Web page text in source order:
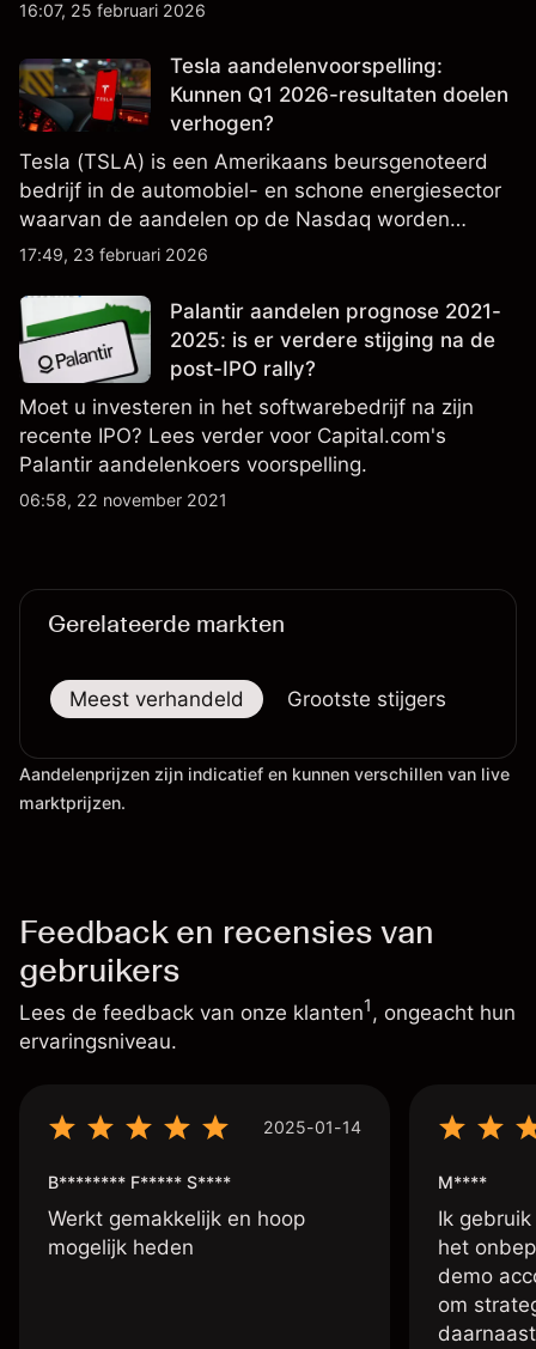
NVDA-koersdoelen en technische analyse.
16:07, 25 februari 2026
Tesla aandelenvoorspelling:
Kunnen Q1 2026-resultaten doelen
verhogen?
Tesla (TSLA) is een Amerikaans beursgenoteerd
bedrijf in de automobiel- en schone energiesector
waarvan de aandelen op de Nasdaq worden
verhandeld en nauwlettend worden gevolgd op
ontwikkelingen in technologie en productie.
17:49, 23 februari 2026
Palantir aandelen prognose 2021-
2025: is er verdere stijging na de
post-IPO rally?
Moet u investeren in het softwarebedrijf na zijn
recente IPO? Lees verder voor Capital.com's
Palantir aandelenkoers voorspelling.
06:58, 22 november 2021
Gerelateerde markten
Meest verhandeld Grootste stijgers
Aandelenprijzen zijn indicatief en kunnen verschillen van live
marktprijzen.
Feedback en recensies van
gebruikers
Lees de feedback van onze klanten1, ongeacht hun
ervaringsniveau.
2025-01-14
B******** F***** S****
Werkt gemakkelijk en hoop
mogelijk heden
M****
Ik
het
demo
om